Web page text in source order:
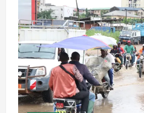
u
s
t
i
c
e
p
r
o
n
o
n
c